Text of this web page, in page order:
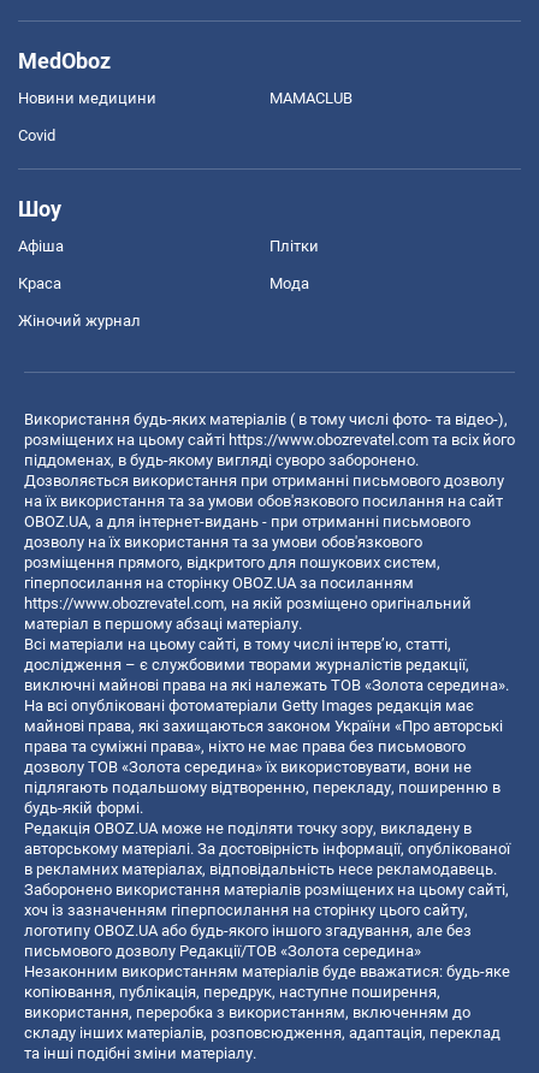
MedOboz
Новини медицини MAMACLUB
Covid
Шоу
Афіша Плітки
Краса Мода
Жіночий журнал
Використання будь-яких матеріалів ( в тому числі фото- та відео-),
розміщених на цьому сайті https://www.obozrevatel.com та всіх його
піддоменах, в будь-якому вигляді суворо заборонено.
Дозволяється використання при отриманні письмового дозволу
на їх використання та за умови обов'язкового посилання на сайт
OBOZ.UA, а для інтернет-видань - при отриманні письмового
дозволу на їх використання та за умови обов'язкового
розміщення прямого, відкритого для пошукових систем,
гіперпосилання на сторінку OBOZ.UA за посиланням
https://www.obozrevatel.com, на якій розміщено оригінальний
матеріал в першому абзаці матеріалу.
Всі матеріали на цьому сайті, в тому числі інтерв’ю, статті,
дослідження – є службовими творами журналістів редакції,
виключні майнові права на які належать ТОВ «Золота середина».
На всі опубліковані фотоматеріали Getty Images редакція має
майнові права, які захищаються законом України «Про авторські
права та суміжні права», ніхто не має права без письмового
дозволу ТОВ «Золота середина» їх використовувати, вони не
підлягають подальшому відтворенню, перекладу, поширенню в
будь-якій формі.
Редакція OBOZ.UA може не поділяти точку зору, викладену в
авторському матеріалі. За достовірність інформації, опублікованої
в рекламних матеріалах, відповідальність несе рекламодавець.
Заборонено використання матеріалів розміщених на цьому сайті,
хоч із зазначенням гіперпосилання на сторінку цього сайту,
логотипу OBOZ.UA або будь-якого іншого згадування, але без
письмового дозволу Редакції/ТОВ «Золота середина»
Незаконним використанням матеріалів буде вважатися: будь-яке
копiювання, публiкацiя, передрук, наступне поширення,
використання, переробка з використанням, включенням до
складу інших матеріалів, розповсюдження, адаптація, переклад
та інші подібні зміни матеріалу.